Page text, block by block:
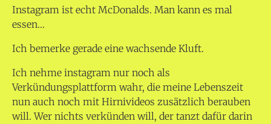
Instagram ist echt McDonalds. Man kann es mal
essen…
Ich bemerke gerade eine wachsende Kluft.
Ich nehme instagram nur noch als
Verkündungsplattform wahr, die meine Lebenszeit
nun auch noch mit Hirnivideos zusätzlich berauben
will. Wer nichts verkünden will, der tanzt dafür darin